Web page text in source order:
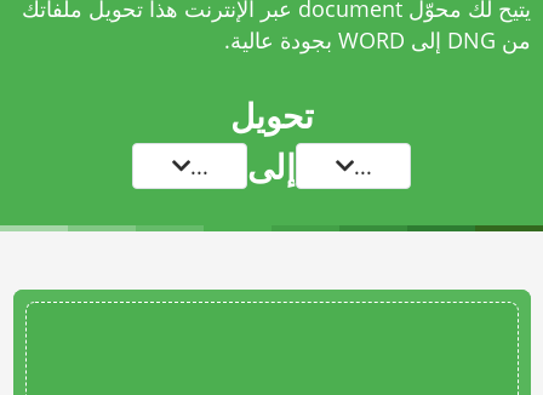
يتيح لك محوّل document عبر الإنترنت هذا تحويل ملفاتك
من DNG إلى WORD بجودة عالية.
تحويل
... إلى ...